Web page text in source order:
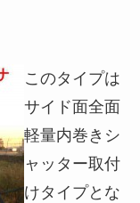
このタイプは
サイド面全面
軽量内巻きシ
ャッター取付
けタイプとな